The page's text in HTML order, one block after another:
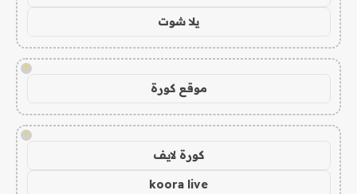
يلا شوت
!
موقع كورة
!
كورة لايف
koora live